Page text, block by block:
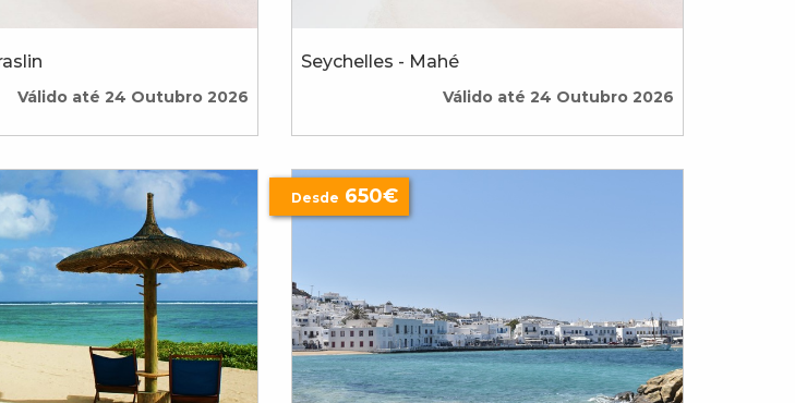
Válido até 24 Outubro 2026
Seychelles - Mahé
Válido até 24 Outubro 2026
Desde 650€